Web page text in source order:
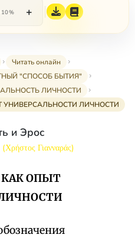
+
Читать онлайн
"СПОСОБ БЫТИЯ"
ЛИЧНОСТИ
УНИВЕРСАЛЬНОСТИ ЛИЧНОСТИ
и Эрос
Γιανναράς)
КАК ОПЫТ